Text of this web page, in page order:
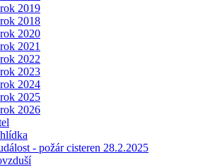
rok 2019
rok 2018
rok 2020
rok 2021
rok 2022
rok 2023
rok 2024
rok 2025
rok 2026
- požár cisteren 28.2.2025